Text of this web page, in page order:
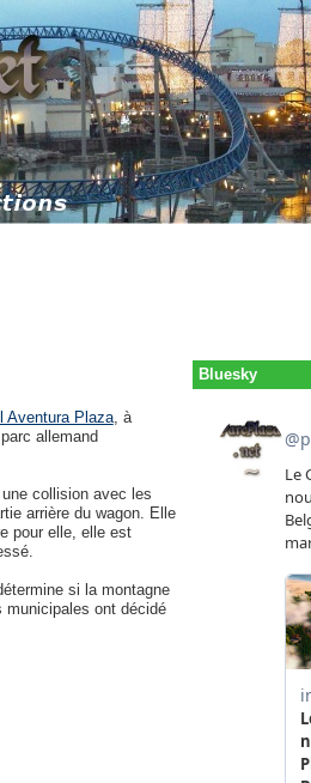
Aventura Plaza, à
allemand
collision avec les
arrière du wagon. Elle
pour elle, elle est
si la montagne
ont décidé
Bluesky